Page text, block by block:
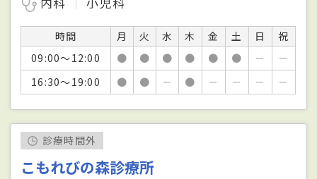
時間 月 火 水 木 金 土 日
祝
09:00～12:00
● ● ● ● ● ● －
－
16:30～19:00
● ● － ● － － － －
診療時間外
こもれびの森診療所